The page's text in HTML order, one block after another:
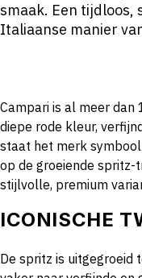
smaak. Een
Italiaanse manier
Campari is al meer dan
diepe rode kleur,
staat het merk
op de groeiende spritz-
stijlvolle, premium
ICONISCHE
De spritz is uitgegroeid